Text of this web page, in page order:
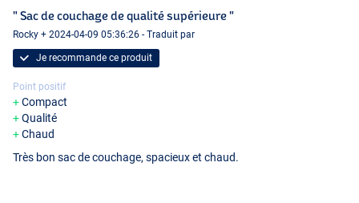
" Sac de couchage de qualité supérieure "
Rocky + 2024-04-09 05:36:26 - Traduit par
Je recommande ce produit
Point positif
Compact
Qualité
Chaud
Très bon sac de couchage, spacieux et chaud.